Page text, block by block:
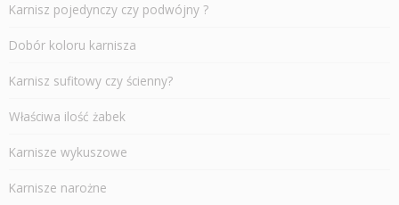
Karnisz pojedynczy czy podwójny ?
Dobór koloru karnisza
Karnisz sufitowy czy ścienny?
Właściwa ilość żabek
Karnisze wykuszowe
Karnisze narożne